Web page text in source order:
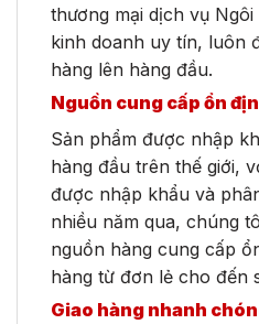
thương mại dịch vụ
kinh doanh uy tín, luôn
hàng lên hàng đầu.
Nguồn cung cấp ổn
Sản phẩm được nhập
hàng đầu trên thế giới,
được nhập khẩu và
nhiều năm qua, chúng
nguồn hàng cung cấp
hàng từ đơn lẻ cho đến
Giao hàng nhanh